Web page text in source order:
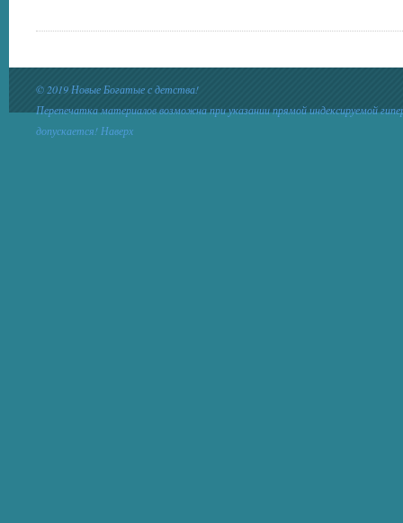
© 2019 Новые Богатые с детства!
Перепечатка материалов возможна при указании прямой индексируемой
допускается! Наверх